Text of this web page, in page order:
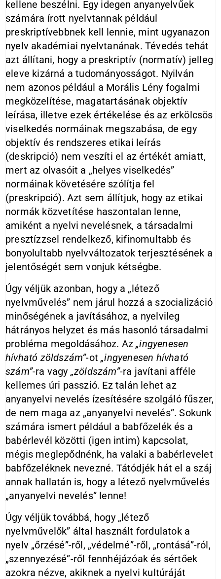
kellene beszélni. Egy idegen anyanyelvűek
számára írott nyelvtannak például
preskriptívebbnek kell lennie, mint ugyanazon
nyelv akadémiai nyelvtanának. Tévedés tehát
azt állítani, hogy a preskriptív (normatív) jelleg
eleve kizárná a tudományosságot. Nyilván
nem azonos például a Morális Lény fogalmi
megközelítése, magatartásának objektív
leírása, illetve ezek értékelése és az erkölcsös
viselkedés normáinak megszabása, de egy
objektív és rendszeres etikai leírás
(deskripció) nem veszíti el az értékét amiatt,
mert az olvasóit a „helyes viselkedés”
normáinak követésére szólítja fel
(preskripció). Azt sem állítjuk, hogy az etikai
normák közvetítése haszontalan lenne,
amiként a nyelvi nevelésnek, a társadalmi
presztízzsel rendelkező, kifinomultabb és
bonyolultabb nyelvváltozatok terjesztésének a
jelentőségét sem vonjuk kétségbe.
Úgy véljük azonban, hogy a „létező
nyelvművelés” nem járul hozzá a szocializáció
minőségének a javításához, a nyelvileg
hátrányos helyzet és más hasonló társadalmi
probléma megoldásához. Az„ingyenesen
hívható zöldszám”-ot„ingyenesen hívható
szám”-ra vagy „zöldszám”-ra javítani afféle
kellemes úri passzió. Ez talán lehet az
anyanyelvi nevelés ízesítésére szolgáló fűszer,
de nem maga az „anyanyelvi nevelés”. Sokunk
számára ismert például a babfőzelék és a
babérlevél közötti (igen intim) kapcsolat,
mégis meglepődnénk, ha valaki a babérlevelet
babfőzeléknek nevezné. Tátódjék hát el a száj
annak hallatán is, hogy a létező nyelvművelés
„anyanyelvi nevelés” lenne!
Úgy véljük továbbá, hogy „létező
nyelvművelők” által használt fordulatok a
nyelv „őrzésé”-ről, „védelmé”-ről, „rontásá”-ról,
„szennyezésé”-ről fennhéjázóak és sértőek
azokra nézve, akiknek a nyelvi kultúráját